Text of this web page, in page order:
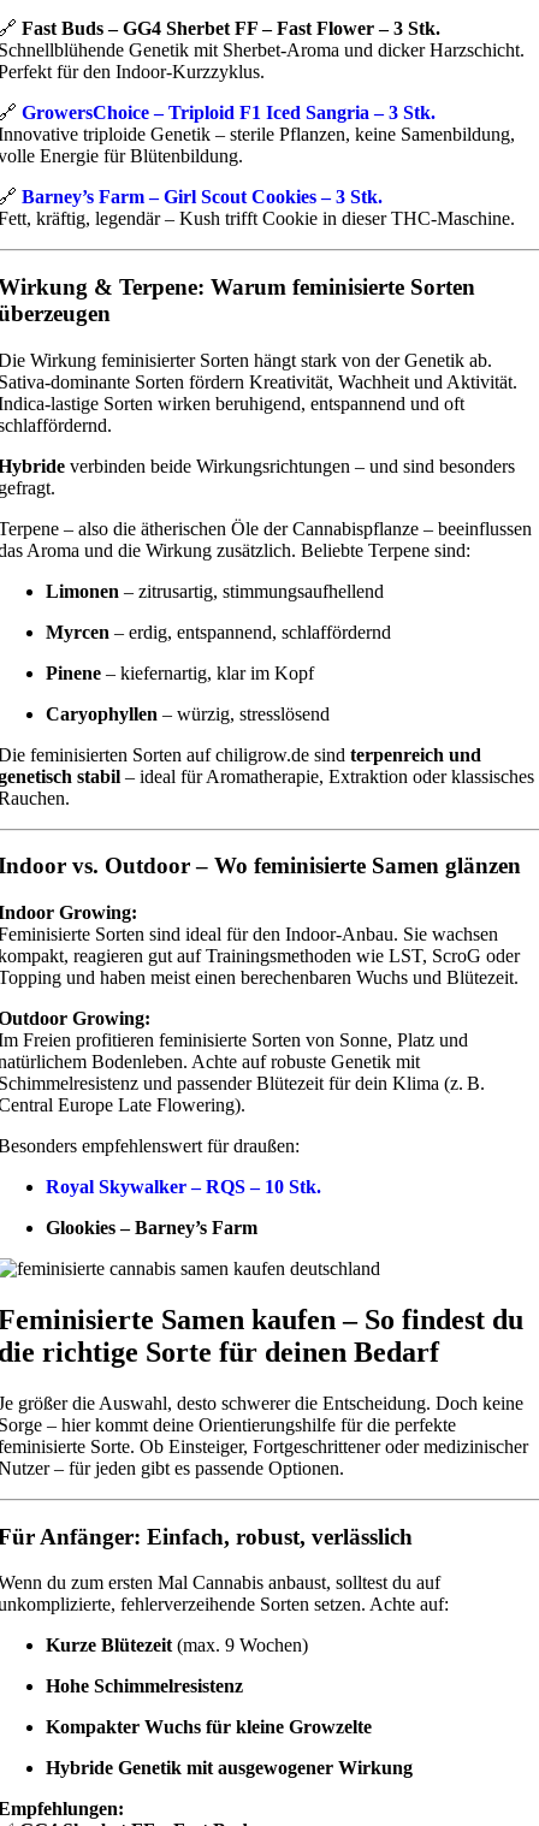
Fast Buds – GG4 Sherbet FF – Fast Flower – 3 Stk.
Genetik mit Sherbet-Aroma und dicker Harzschicht.
für den Indoor-Kurzzyklus.
GrowersChoice – Triploid F1 Iced Sangria – 3 Stk.
triploide Genetik – sterile Pflanzen, keine Samenbildung,
Energie für Blütenbildung.
Barney’s Farm – Girl Scout Cookies – 3 Stk.
kräftig, legendär – Kush trifft Cookie in dieser THC-Maschine.
& Terpene: Warum feminisierte Sorten
Wirkung feminisierter Sorten hängt stark von der Genetik ab.
dominante Sorten fördern Kreativität, Wachheit und Aktivität.
lastige Sorten wirken beruhigend, entspannend und oft
verbinden beide Wirkungsrichtungen – und sind besonders
– also die ätherischen Öle der Cannabispflanze – beeinflussen
Aroma und die Wirkung zusätzlich. Beliebte Terpene sind:
Limonen – zitrusartig, stimmungsaufhellend
Myrcen – erdig, entspannend, schlaffördernd
Pinene – kiefernartig, klar im Kopf
Caryophyllen – würzig, stresslösend
feminisierten Sorten auf chiligrow.de sind terpenreich und
stabil – ideal für Aromatherapie, Extraktion oder klassisches
vs. Outdoor – Wo feminisierte Samen glänzen
Growing:
Sorten sind ideal für den Indoor-Anbau. Sie wachsen
reagieren gut auf Trainingsmethoden wie LST, ScroG oder
und haben meist einen berechenbaren Wuchs und Blütezeit.
Growing:
Freien profitieren feminisierte Sorten von Sonne, Platz und
Bodenleben. Achte auf robuste Genetik mit
und passender Blütezeit für dein Klima (z. B.
Europe Late Flowering).
empfehlenswert für draußen:
Royal Skywalker – RQS – 10 Stk.
Glookies – Barney’s Farm
Samen kaufen – So findest du
richtige Sorte für deinen Bedarf
größer die Auswahl, desto schwerer die Entscheidung. Doch keine
– hier kommt deine Orientierungshilfe für die perfekte
Sorte. Ob Einsteiger, Fortgeschrittener oder medizinischer
– für jeden gibt es passende Optionen.
Anfänger: Einfach, robust, verlässlich
du zum ersten Mal Cannabis anbaust, solltest du auf
fehlerverzeihende Sorten setzen. Achte auf:
Kurze Blütezeit (max. 9 Wochen)
Hohe Schimmelresistenz
Kompakter Wuchs für kleine Growzelte
Hybride Genetik mit ausgewogener Wirkung